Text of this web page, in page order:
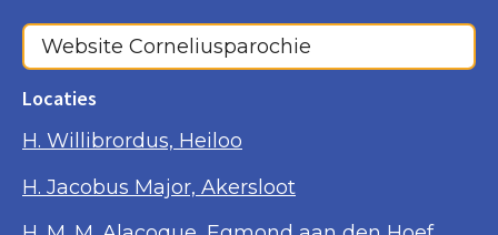
Website Corneliusparochie
Locaties
H. Willibrordus, Heiloo
H. Jacobus Major, Akersloot